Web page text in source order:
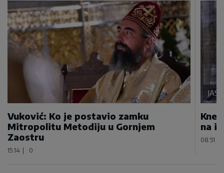
Vuković: Ko je postavio zamku
Mitropolitu Metodiju u Gornjem
Zaostru
15:14 | 0
na
08:51